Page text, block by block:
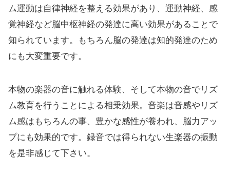
ム運動は自律神経を整える効果があり、運動神経、感
覚神経など脳中枢神経の発達に高い効果があることで
知られています。もちろん脳の発達は知的発達のため
にも大変重要です。
本物の楽器の音に触れる体験、そして本物の音でリズ
ム教育を行うことによる相乗効果。音楽は音感やリズ
ム感はもちろんの事、豊かな感性が養われ、脳力アッ
プにも効果的です。録音では得られない生楽器の振動
を是非感じて下さい。